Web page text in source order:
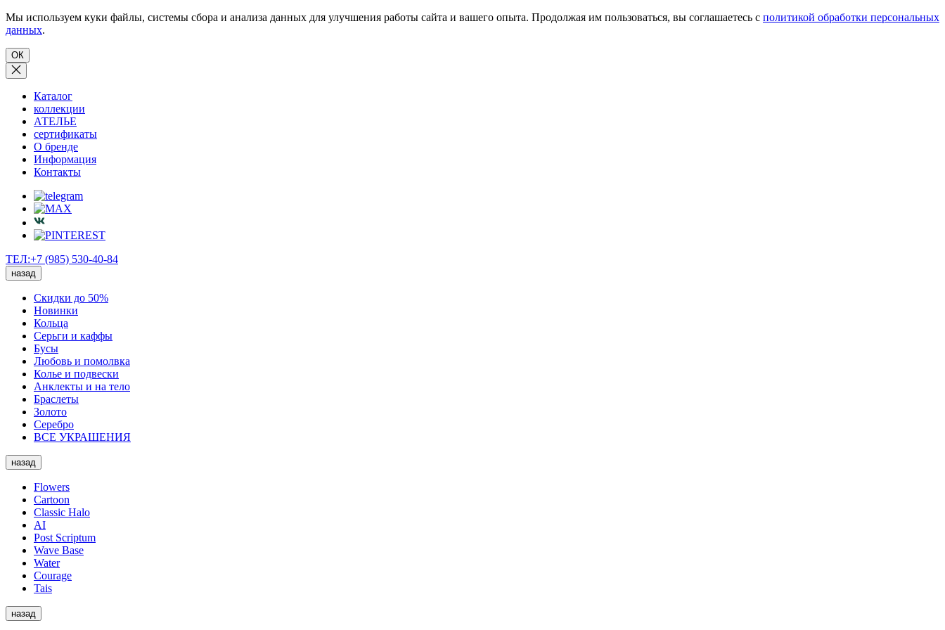
Мы используем куки файлы, системы сбора и анализа данных для улучшения работы сайта и вашего опыта. Продолжая им пользоваться, вы соглашаетесь с политикой обработки персональных
данных.
ОК
Каталог
коллекции
АТЕЛЬЕ
сертификаты
О бренде
Информация
Контакты
ТЕЛ:+7 (985) 530-40-84
назад
Скидки до 50%
Новинки
Кольца
Серьги и каффы
Бусы
Любовь и помолвка
Колье и подвески
Анклекты и на тело
Браслеты
Золото
Серебро
ВСЕ УКРАШЕНИЯ
назад
Flowers
Cartoon
Classic Halo
AI
Post Scriptum
Wave Base
Water
Courage
Tais
назад